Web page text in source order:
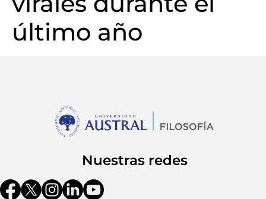
último año
Nuestras redes